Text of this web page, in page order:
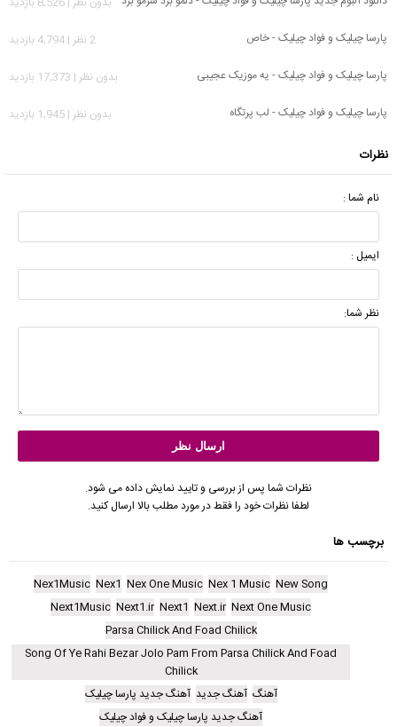
پارسا چیلیک و فواد چیلیک - خاص
2 نظر | 4,794 بازدید
پارسا چیلیک و فواد چیلیک - یه موزیک عجیبی
بدون نظر | 17,373 بازدید
پارسا چیلیک و فواد چیلیک - لب پرتگاه
بدون نظر | 1,945 بازدید
نظرات
نام شما :
ایمیل :
نظر شما:
نظرات شما پس از بررسی و تایید نمایش داده می شود.
لطفا نظرات خود را فقط در مورد مطلب بالا ارسال کنید.
برچسب ها
New Song
Nex 1 Music
Nex One Music
Nex1
Nex1Music
Next One Music
Next.ir
Next1
Next1.ir
Next1Music
Parsa Chilick And Foad Chilick
Song Of Ye Rahi Bezar Jolo Pam From Parsa Chilick And Foad
Chilick
آهنگ آهنگ جدید آهنگ جدید پارسا چیلیک
آهنگ جدید پارسا چیلیک و فواد چیلیک